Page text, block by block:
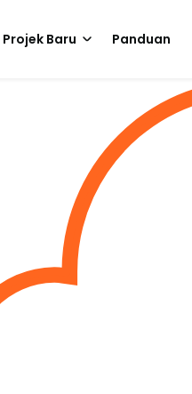
Projek Baru Panduan